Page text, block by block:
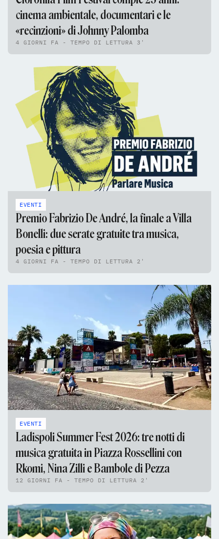
cinema ambientale, documentari e le
«recinzioni» di Johnny Palomba
4 GIORNI FA - TEMPO DI LETTURA 3'
EVENTI
Premio Fabrizio De André, la finale a Villa
Bonelli: due serate gratuite tra musica,
poesia e pittura
4 GIORNI FA - TEMPO DI LETTURA 2'
EVENTI
Ladispoli Summer Fest 2026: tre notti di
musica gratuita in Piazza Rossellini con
Rkomi, Nina Zilli e Bambole di Pezza
12 GIORNI FA - TEMPO DI LETTURA 2'